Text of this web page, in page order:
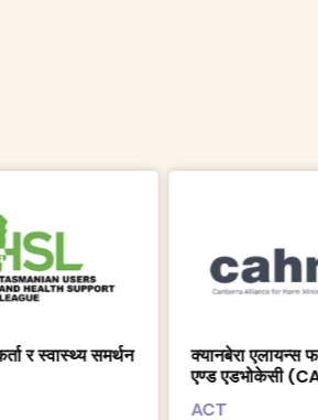
क्यानबेरा एलायन्स फर हार्म मिनिमाइजेसन